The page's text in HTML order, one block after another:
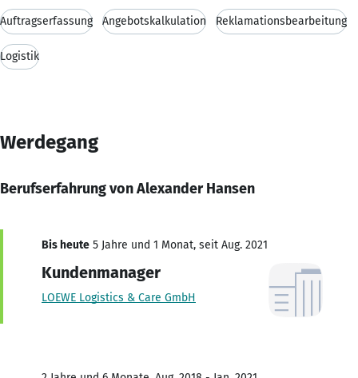
Auftragserfassung Angebotskalkulation Reklamationsbearbeitung
Logistik
Werdegang
Berufserfahrung von Alexander Hansen
Bis heute 5 Jahre und 1 Monat, seit Aug. 2021
Kundenmanager
LOEWE Logistics & Care GmbH